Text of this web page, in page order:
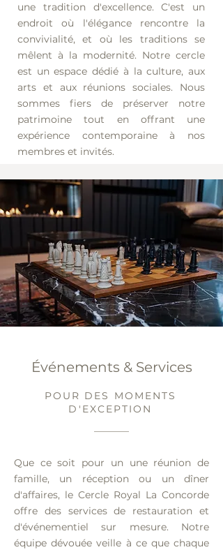
une tradition d'excellence. C'est un
endroit où l'élégance rencontre la
convivialité, et où les traditions se
mêlent à la modernité. Notre cercle
est un espace dédié à la culture, aux
arts et aux réunions sociales. Nous
sommes fiers de préserver notre
patrimoine tout en offrant une
expérience contemporaine à nos
membres et invités.
Événements & Services
POUR DES MOMENTS
D'EXCEPTION
Que ce soit pour un une réunion de
famille, un réception ou un dîner
d'affaires, le Cercle Royal La Concorde
offre des services de restauration et
d'événementiel sur mesure. Notre
équipe dévouée veille à ce que chaque